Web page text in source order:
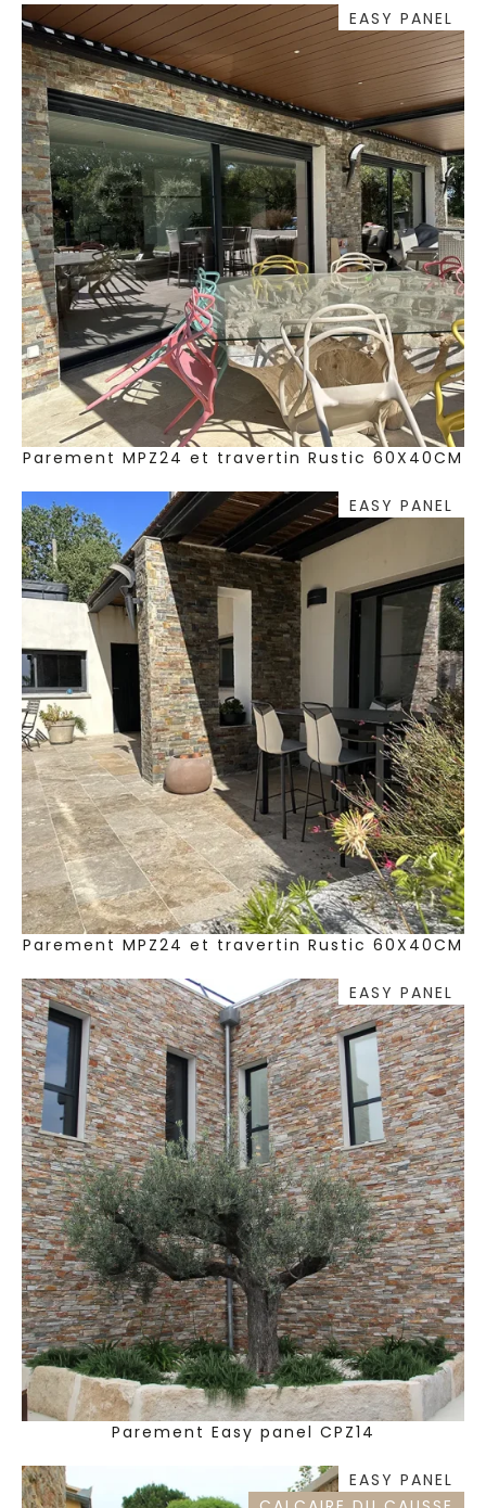
Parement MPZ24 et travertin Rustic 60X40CM
EASY PANEL
Parement MPZ24 et travertin Rustic 60X40CM
EASY PANEL
Parement Easy panel CPZ14
EASY PANEL
EASY PANEL